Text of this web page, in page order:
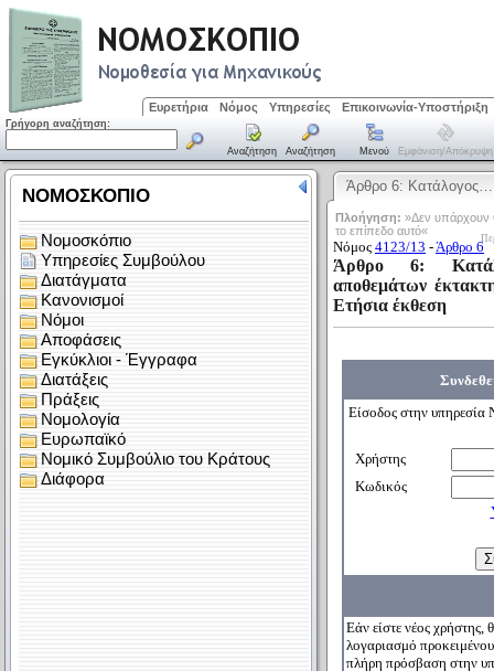
Ευρετήρια Νόμος Υπηρεσίες Επικοινωνία-Υποστήριξη
Γρήγορη αναζήτηση:
Αναζήτηση Αναζήτηση Μενού Εμφάνιση/απόκρυψη
Άρθρο 6: Κατάλογος…